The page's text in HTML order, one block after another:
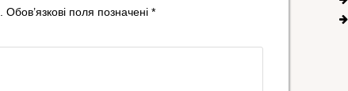
Обов’язкові поля позначені *